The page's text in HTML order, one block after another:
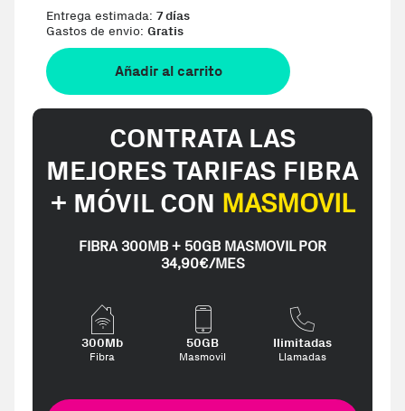
Entrega estimada: 7 días
Gastos de envio: Gratis
Añadir al carrito
CONTRATA LAS
MEJORES TARIFAS FIBRA
+ MÓVIL CON MASMOVIL
FIBRA 300MB + 50GB MASMOVIL POR
34,90€/MES
300Mb
Fibra
50GB
Masmovil
Ilimitadas
Llamadas